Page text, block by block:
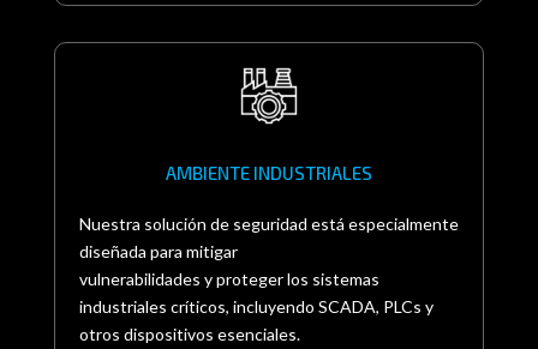
AMBIENTE INDUSTRIALES
Nuestra solución de seguridad está especialmente
diseñada para mitigar
vulnerabilidades y proteger los sistemas
industriales críticos, incluyendo SCADA, PLCs y
otros dispositivos esenciales.